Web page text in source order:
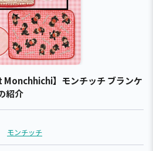
Monchhichi】モンチッチ ブランケ
紹介
モンチッチ